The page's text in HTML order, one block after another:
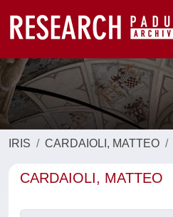
IRIS CARDAIOLI, MATTEO
CARDAIOLI, MATTEO